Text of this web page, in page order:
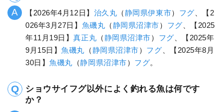
【2026年4月12日】 治久丸 （静岡県伊東市） フグ 、【2
026年3月27日】 魚磯丸 （静岡県沼津市） フグ 、【2025
年11月19日】真正丸 （静岡県沼津市） フグ 、【2025年
9月15日】魚磯丸 （静岡県沼津市） フグ 、【2025年8月
30日】魚磯丸 （静岡県沼津市） フグ。
ショウサイフグ以外によく釣れる魚は何です
か？